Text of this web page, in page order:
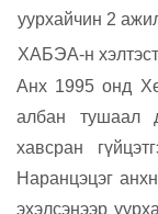
уурхайчин 2
ХАБЭА-н
Анх 1995 онд Х
албан тушаал
хавсран
Наранцэцэг
эхэлсэнээр